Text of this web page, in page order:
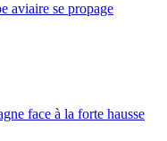
aviaire se propage
face à la forte hausse